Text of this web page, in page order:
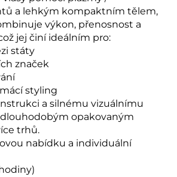
a lehkým kompaktním tělem,
výkon, přenosnost a
jej činí ideálním pro:
státy
značek
styling
a silnému vizuálnímu
opakovaným
trhů.
nabídku a individuální